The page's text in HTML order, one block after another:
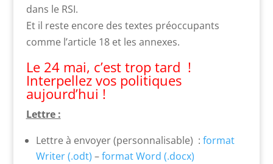
dans le RSI.
Et il reste encore des textes préoccupants
comme l’article 18 et les annexes.
Le 24 mai, c’est trop tard !
Interpellez vos politiques
aujourd’hui !
Lettre :
Lettre à envoyer (personnalisable) : format
Writer (.odt) –format Word (.docx)